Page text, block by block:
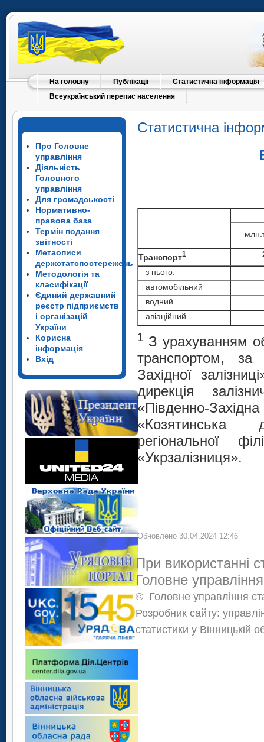
На головну Публікації
Статистична інформація
Всеукраїнський перепис населення
Про Головне
управління
Діяльність
Головного
управління
Для громадськості
Нормативно-
правова база
Термін подання
звітності
Метаописи
держстатспостережень
Методологія та
класифікації
Єдиний державний
реєстр підприємств
і організацій
України
Корисна
інформація
Вхід
Статистична
Транспорт1
з нього:
автомобільний
водний
авіаційний
1 З урахуванням
транспортом, за
Західної
дирекція
«Південно-
«Козятинська
регіональної
«Укрзалізниця».
Обновлено 30.04.2024 12:46
При використанні
Головне
© Головне управління
Розробник сайту:
статистики у Вінницькій